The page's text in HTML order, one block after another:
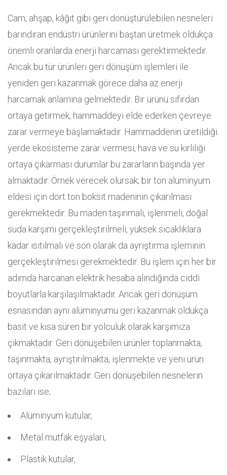
Cam, ahşap, kâğıt gibi geri dönüştürülebilen nesneleri
barındıran endüstri ürünlerini baştan üretmek oldukça
önemli oranlarda enerji harcaması gerektirmektedir.
Ancak bu tür ürünleri geri dönüşüm işlemleri ile
yeniden geri kazanmak görece daha az enerji
harcamak anlamına gelmektedir. Bir ürünü sıfırdan
ortaya getirmek, hammaddeyi elde ederken çevreye
zarar vermeye başlamaktadır. Hammaddenin üretildiği
yerde ekosisteme zarar vermesi, hava ve su kirliliği
ortaya çıkarması durumlar bu zararların başında yer
almaktadır. Örnek verecek olursak; bir ton alüminyum
eldesi için dört ton boksit madeninin çıkarılması
gerekmektedir. Bu maden taşınmalı, işlenmeli, doğal
suda karşımı gerçekleştirilmeli, yüksek sıcaklıklara
kadar ısıtılmalı ve son olarak da ayrıştırma işleminin
gerçekleştirilmesi gerekmektedir. Bu işlem için her bir
adımda harcanan elektrik hesaba alındığında ciddi
boyutlarla karşılaşılmaktadır. Ancak geri dönüşüm
esnasından aynı alüminyumu geri kazanmak oldukça
basit ve kısa süren bir yolculuk olarak karşımıza
çıkmaktadır. Geri dönüşebilen ürünler toplanmakta,
taşınmakta, ayrıştırılmakta, işlenmekte ve yeni ürün
ortaya çıkarılmaktadır. Geri dönüşebilen nesnelerin
bazıları ise;
Alüminyum kutular,
Metal mutfak eşyaları,
Plastik kutular,